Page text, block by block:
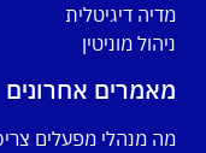
מדיה דיגיטלית
ניהול מוניטין
מאמרים אחרונים
מה מנהלי מפעלים